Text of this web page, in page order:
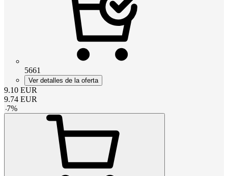
5661
Ver detalles de la oferta
9.10 EUR
9.74 EUR
-7%